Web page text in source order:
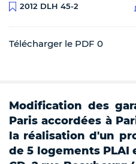
2012 DLH 45-2
Télécharger le PDF 0
Modification des
Paris accordées à
la réalisation d'un
de 5 logements PLAI